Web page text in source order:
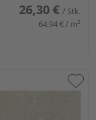
26,30 € / Stk.
64,94 € / m²